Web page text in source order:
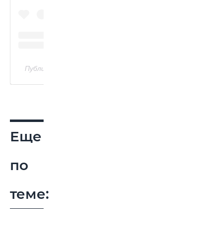
Публикация от VictoriaBen (@vikiminina)
Еще
по
теме: